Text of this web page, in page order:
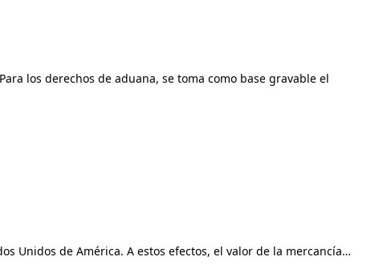
los derechos de aduana, se toma como base gravable el
Unidos de América. A estos efectos, el valor de la mercancía…